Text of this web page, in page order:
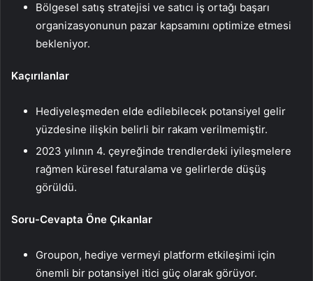
Bölgesel satış stratejisi ve satıcı iş ortağı başarı
organizasyonunun pazar kapsamını optimize etmesi
bekleniyor.
Kaçırılanlar
Hediyeleşmeden elde edilebilecek potansiyel gelir
yüzdesine ilişkin belirli bir rakam verilmemiştir.
2023 yılının 4. çeyreğinde trendlerdeki iyileşmelere
rağmen küresel faturalama ve gelirlerde düşüş
görüldü.
Soru-Cevapta Öne Çıkanlar
Groupon, hediye vermeyi platform etkileşimi için
önemli bir potansiyel itici güç olarak görüyor.